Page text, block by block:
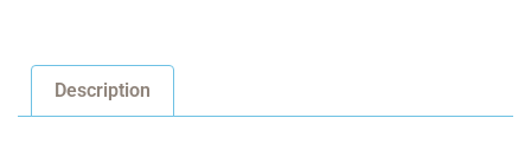
Description